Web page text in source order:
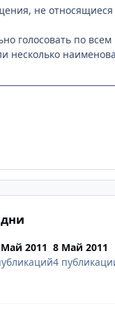
не относящиеся
голосовать по
несколько
2011 8 Май 2011
4